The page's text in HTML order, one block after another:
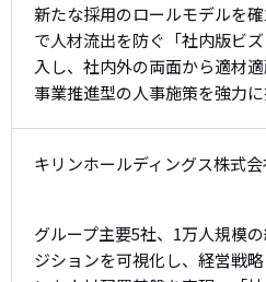
新たな採用のロールモデルを
で人材流出を防ぐ「社内版ビ
入し、社内外の両面から適材
事業推進型の人事施策を強力に
キリンホールディングス株式
グループ主要5社、1万人規模
ジションを可視化し、経営戦